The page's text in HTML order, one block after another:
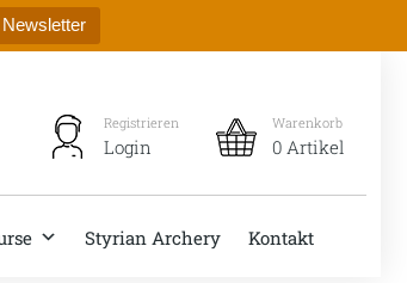
Registrieren
Login
Warenkorb
0 Artikel
Styrian Archery Kontakt